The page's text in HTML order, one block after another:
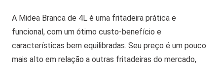
A Midea Branca de 4L é uma fritadeira prática e
funcional, com um ótimo custo-benefício e
características bem equilibradas. Seu preço é um pouco
mais alto em relação a outras fritadeiras do mercado,